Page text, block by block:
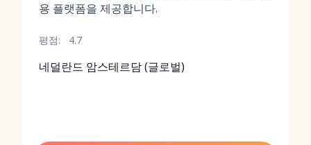
용 플랫폼을 제공합니다.
평점: 4.7
네덜란드 암스테르담 (글로벌)